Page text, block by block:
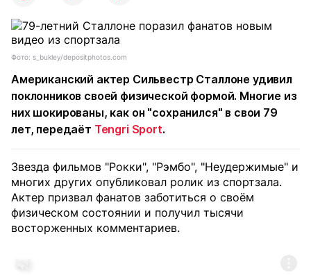
Фото: s_bukley/depositphotos.com
Американский актер Сильвестр Сталлоне удивил
поклонников своей физической формой. Многие из
них шокированы, как он "сохранился" в свои 79
лет, передаёт Tengri Sport.
Звезда фильмов "Рокки", "Рэмбо", "Неудержимые" и
многих других опубликовал ролик из спортзала.
Актер призвал фанатов заботиться о своём
физическом состоянии и получил тысячи
восторженных комментариев.